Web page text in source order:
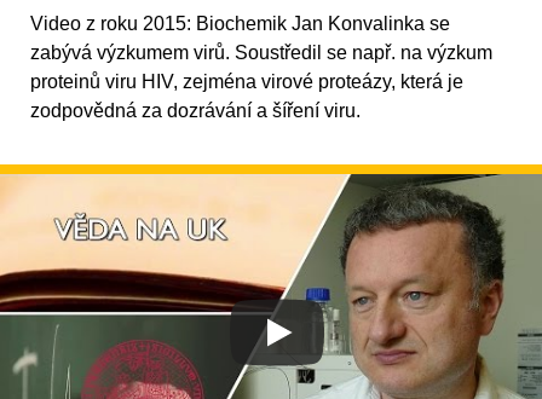
Video z roku 2015: Biochemik Jan Konvalinka se
zabývá výzkumem virů. Soustředil se např. na výzkum
proteinů viru HIV, zejména virové proteázy, která je
zodpovědná za dozrávání a šíření viru.